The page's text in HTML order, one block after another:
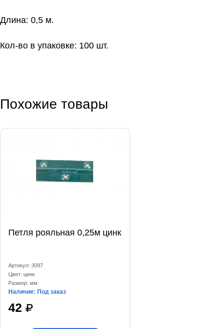
Длина: 0,5 м.
Кол-во в упаковке: 100 шт.
Похожие товары
Петля рояльная 0,25м цинк
Артикул: 3097
Цвет: цинк
Размер: мм
Наличие: Под заказ
42